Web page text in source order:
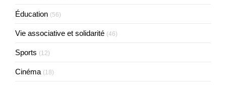
Éducation (56)
Vie associative et solidarité (46)
Sports (12)
Cinéma (18)